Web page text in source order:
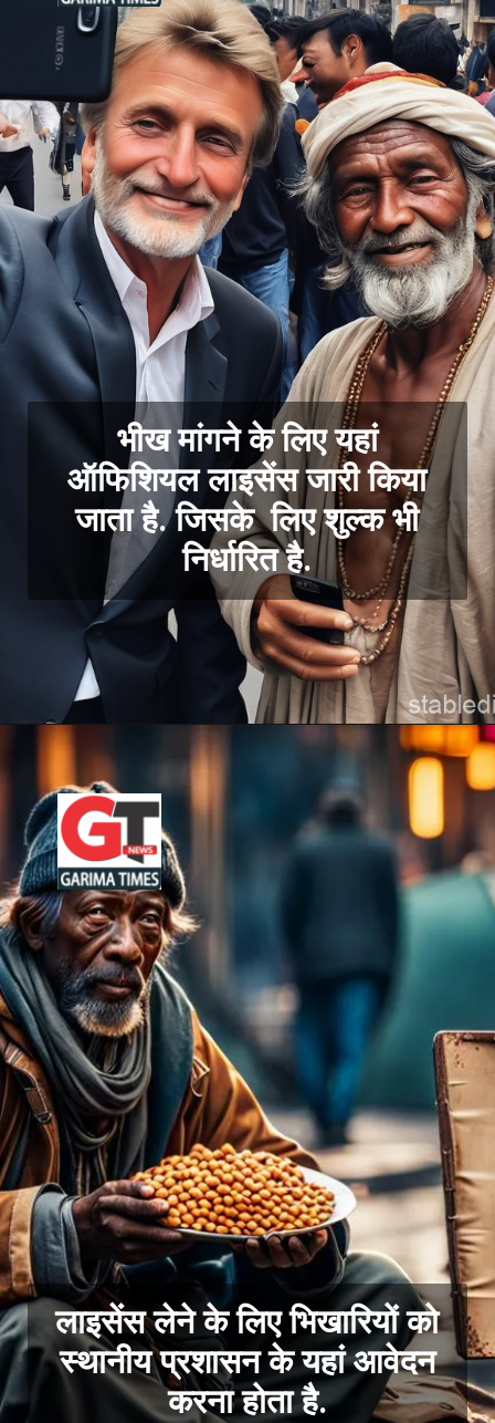
भीख मांगने के लिए यहां
ऑफिशियल लाइसेंस जारी किया
जाता है. जिसके लिए शुल्क भी
निर्धारित है.
लाइसेंस लेने के लिए भिखारियों को
स्थानीय प्रशासन के यहां आवेदन
करना होता है.